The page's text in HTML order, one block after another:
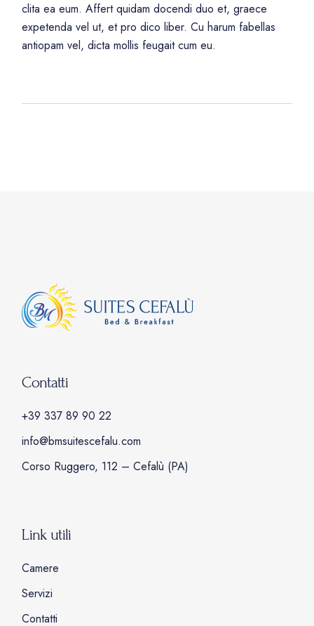
clita ea eum. Affert quidam docendi duo et, graece
expetenda vel ut, et pro dico liber. Cu harum fabellas
antiopam vel, dicta mollis feugait cum eu.
Contatti
+39 337 89 90 22
info@bmsuitescefalu.com
Corso Ruggero, 112 – Cefalù (PA)
Link utili
Camere
Servizi
Contatti